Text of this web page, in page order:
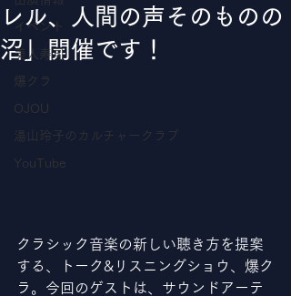
イベント
美人寿司
爆クラ
OJOU
湯山玲子のカルチャークラブ
YouTube
レル、人間の声そのものの
沼」開催です！
クラシック音楽の新しい聴き方を提案
する、トーク&リスニングショウ、爆ク
ラ。今回のゲストは、サウンドアーテ